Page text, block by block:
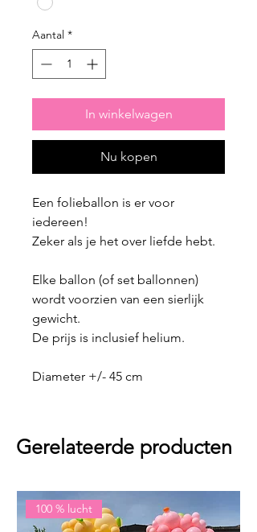
Aantal *
In winkelwagen
Nu kopen
Een folieballon is er voor
iedereen!
Zeker als je het over liefde hebt.
Elke ballon (of set ballonnen)
wordt voorzien van een sierlijk
gewicht.
De prijs is inclusief helium.
Diameter +/- 45 cm
Gerelateerde producten
100 % lucht